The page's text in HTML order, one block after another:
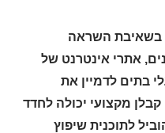
בשאיבת השראה
אתרי אינטרנט של
בתים לדמיין את
מקצועי יכולה לחדד
לתוכנית שיפוץ